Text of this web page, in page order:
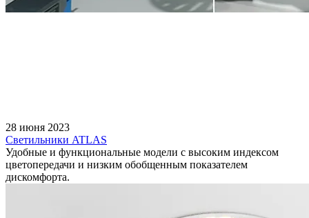
28 июня 2023
Светильники ATLAS
Удобные и функциональные модели с высоким индексом
цветопередачи и низким обобщенным показателем
дискомфорта.